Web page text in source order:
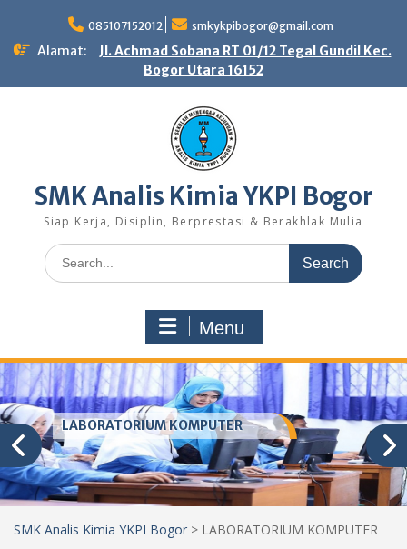
content
085107152012 smkykpibogor@gmail.com
Alamat:
Jl. Achmad Sobana RT 01/12 Tegal Gundil Kec.
Bogor Utara 16152
SMK Analis Kimia YKPI Bogor
Siap Kerja, Disiplin, Berprestasi & Berakhlak Mulia
Search
for:
Menu
LABORATORIUM KOMPUTER
SMK Analis Kimia YKPI Bogor > LABORATORIUM KOMPUTER